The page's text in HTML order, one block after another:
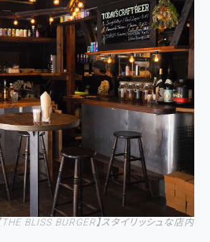
THE BLISS BURGER】スタイリッシュな店内